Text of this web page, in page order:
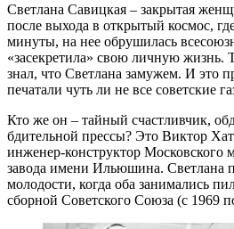
Светлана Савицкая – закрытая
после выхода в открытый космос,
минуты, на нее обрушилась
«засекретила» свою личную жизнь.
знал, что Светлана замужем. И это
печатали чуть ли не все советские
Кто же он – тайный счастливчик,
бдительной прессы? Это Виктор
инженер-конструктор Московского
завода имени Ильюшина. Светлана
молодости, когда оба занимались
сборной Советского Союза (с 1969